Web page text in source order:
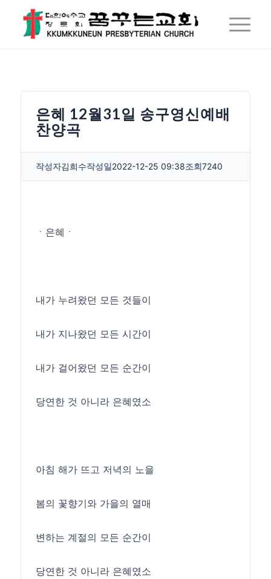
은혜 12월31일 송구영신예배
찬양곡
작성자김희수작성일2022-12-25 09:38조회7240
ㆍ은혜ㆍ
내가 누려왔던 모든 것들이
내가 지나왔던 모든 시간이
내가 걸어왔던 모든 순간이
당연한 것 아니라 은혜였소
아침 해가 뜨고 저녁의 노을
봄의 꽃향기와 가을의 열매
변하는 계절의 모든 순간이
당연한 것 아니라 은혜였소